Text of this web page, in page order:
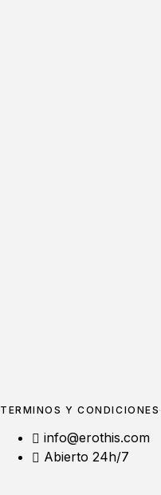
TÉRMINOS Y CONDICIONES
info@erothis.com
Abierto 24h/7